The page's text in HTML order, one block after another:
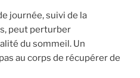
journée, suivi de la
peut perturber
du sommeil. Un
au corps de récupérer de